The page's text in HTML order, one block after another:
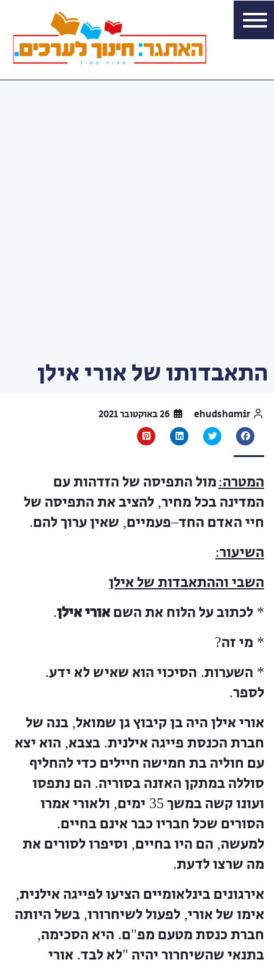
התאבדותו של אורי אילן
המטרה: מול התפיסה של הזדהות עם
המדינה בכל מחיר, להציב את התפיסה של
חיי האדם החד–פעמיים, שאין ערוך להם.
השיעור:
השבי וההתאבדות של אילן
* לכתוב על הלוח את השםאורי אילן.
* מי זה?
* השערות. הסיכוי הוא שאיש לא ידע.
לספר.
אורי אילן היה בן קיבוץ גן שמואל, בנה של
חברת הכנסת פייגה אילנית. בצבא, הוא יצא
עם חוליה בת חמישה חיילים כדי להחליף
סוללה במתקן האזנה בסוריה. הם נתפסו
ועונו קשה במשך 35 ימים, ולאורי אמרו
הסורים שכל חבריו כבר אינם בחיים.
למעשה, הם היו בחיים, וסיפרו לסורים את
מה שרצו לדעת.
אירגונים בינלאומיים הציעו לפייגה אילנית,
אימו של אורי, לפעול לשיחרורו, בשל היותה
חברת כנסת מטעם מפ"ם. היא הסכימה,
בתנאי שהשיחרור יהיה "לא לבד. אורי